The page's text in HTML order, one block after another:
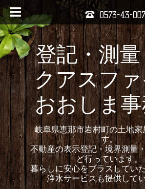
0573-43-
登記・測
クアスフ
おおしま
岐阜県恵那市岩村町の土地
す。
不動産の表示登記・境界測量
ど行っています。
暮らしに安心をプラスしてい
浄水サービスも提供して